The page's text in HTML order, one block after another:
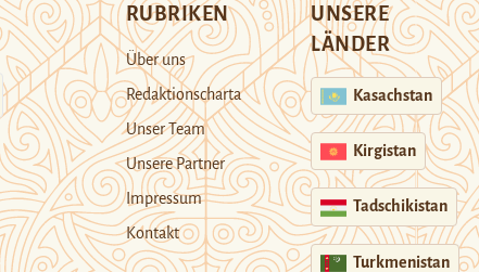
RUBRIKEN
Über uns
Redaktionscharta
Unser Team
Unsere Partner
Impressum
Kontakt
UNSERE
LÄNDER
Kasachstan
Kirgistan
Tadschikistan
Turkmenistan